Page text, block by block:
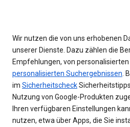
Wir nutzen die von uns erhobenen
unserer Dienste. Dazu zählen die
Empfehlungen, von
personalisierten Suchergebnissen .
im Sicherheitscheck
Nutzung von Google-Produkten
Ihren verfügbaren Einstellungen
nutzen, etwa über Apps, die Sie